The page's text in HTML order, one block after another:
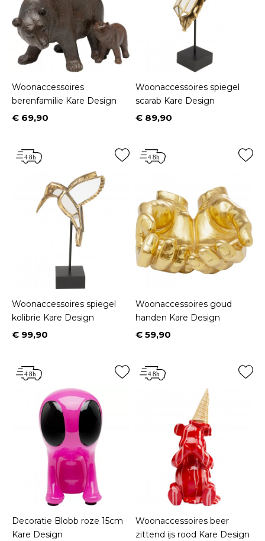
Woonaccessoires
berenfamilie Kare Design
Prijs
€ 69,90
Woonaccessoires spiegel
scarab Kare Design
Prijs
€ 89,90
Woonaccessoires spiegel
kolibrie Kare Design
Prijs
€ 99,90
Woonaccessoires goud
handen Kare Design
Prijs
€ 59,90
Decoratie Blobb roze 15cm
Kare Design
Woonaccessoires beer
zittend ijs rood Kare Design